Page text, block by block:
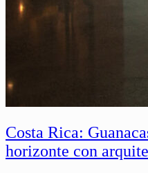
Costa Rica:
horizonte con